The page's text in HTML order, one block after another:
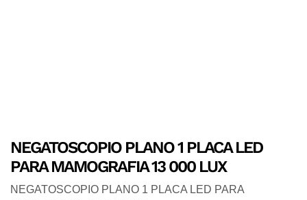
NEGATOSCOPIO PLANO 1 PLACA LED
PARA MAMOGRAFIA 13 000 LUX
NEGATOSCOPIO PLANO 1 PLACA LED PARA